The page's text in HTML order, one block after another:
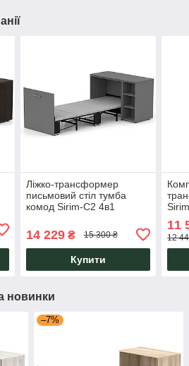
Ліжко-трансформер
письмовий стіл тумба
комод Sirim-C2 4в1
підлітків Knap Knap
14 229₴ 15 300 ₴
Купити
11
12
новинки
–7%